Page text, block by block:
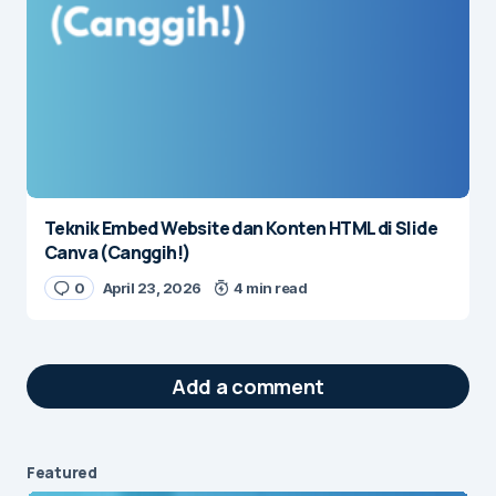
Teknik Embed Website dan Konten HTML di Slide
Canva (Canggih!)
0 April 23, 2026 4 min read
Add a comment
Featured